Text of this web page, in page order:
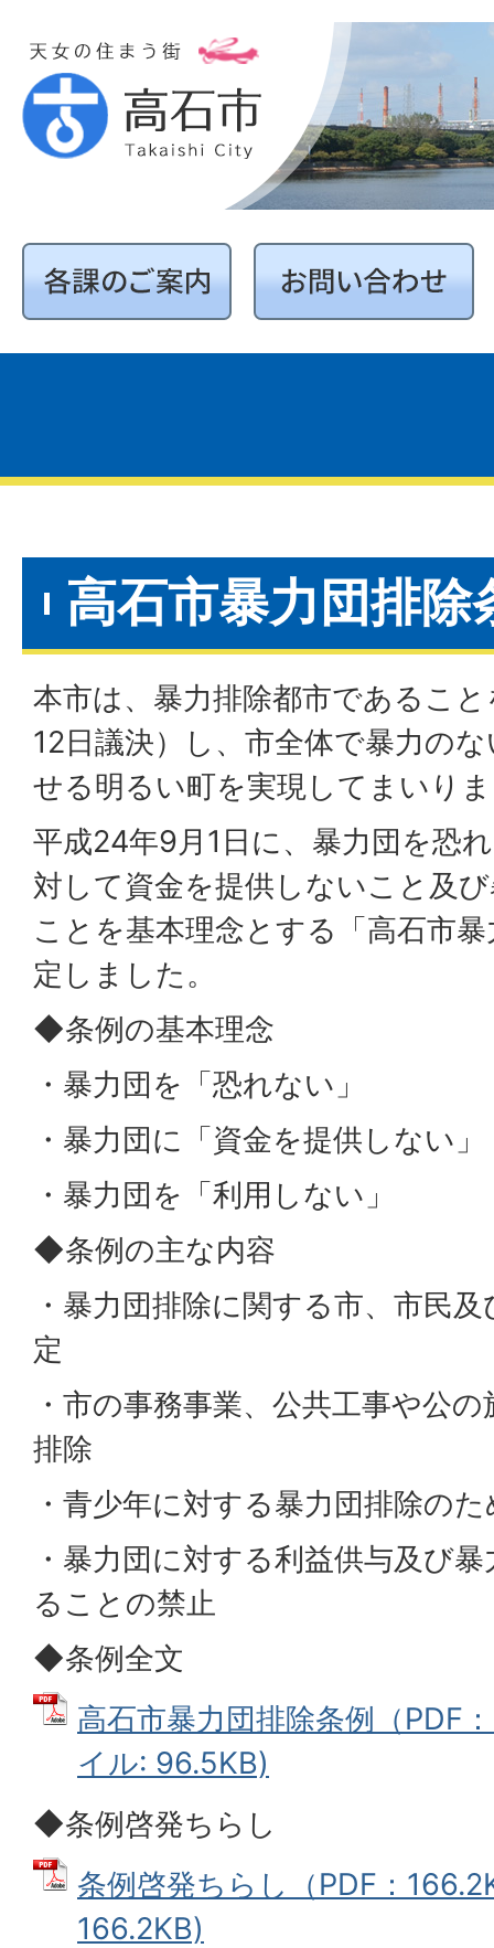
高石市暴力団排除
本市は、暴力排除都市であるこ
12日議決）し、市全体で暴力の
せる明るい町を実現してまいり
平成24年9月1日に、暴力団を恐
対して資金を提供しないこと及
ことを基本理念とする「高石市
定しました。
◆条例の基本理念
・暴力団を「恐れない」
・暴力団に「資金を提供しない」
・暴力団を「利用しない」
◆条例の主な内容
・暴力団排除に関する市、市民
定
・市の事務事業、公共工事や公
排除
・青少年に対する暴力団排除の
・暴力団に対する利益供与及び
ることの禁止
◆条例全文
高石市暴力団排除条例（PDF
イル: 96.5KB)
◆条例啓発ちらし
条例啓発ちらし（PDF：
166.2KB)